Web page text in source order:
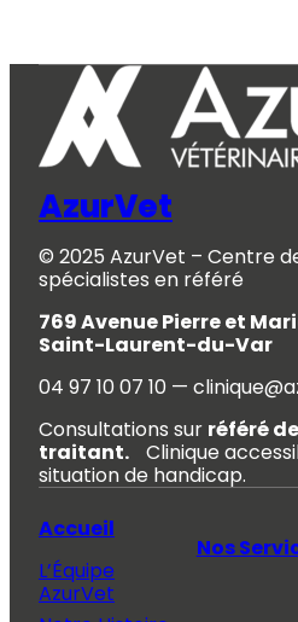
AzurVet
© 2025 AzurVet – Centre
spécialistes en référé
769 Avenue Pierre et
Saint-Laurent-du-Var
04 97 10 07 10 —
Consultations sur référé
traitant. Clinique
situation de handicap.
Accueil
L’Équipe
AzurVet
Nos